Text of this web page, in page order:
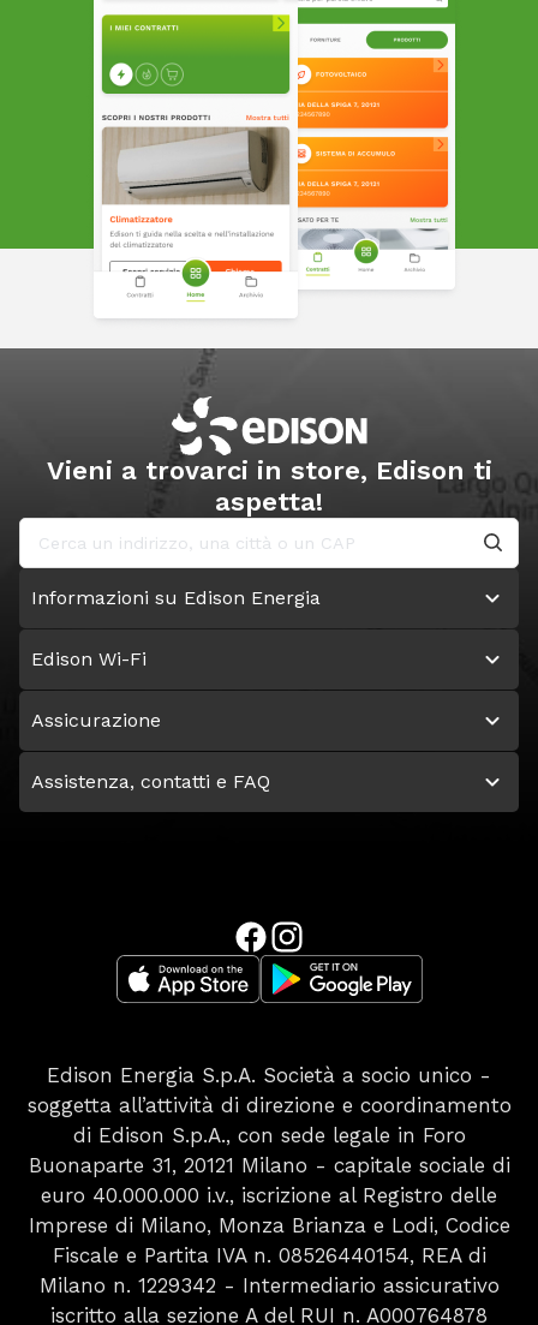
Vieni a trovarci in store, Edison ti
aspetta!
Informazioni su Edison Energia
Edison Wi-Fi
Assicurazione
Assistenza, contatti e FAQ
Edison Energia S.p.A. Società a socio unico -
soggetta all’attività di direzione e coordinamento
di Edison S.p.A., con sede legale in Foro
Buonaparte 31, 20121 Milano - capitale sociale di
euro 40.000.000 i.v., iscrizione al Registro delle
Imprese di Milano, Monza Brianza e Lodi, Codice
Fiscale e Partita IVA n. 08526440154, REA di
Milano n. 1229342 - Intermediario assicurativo
iscritto alla sezione A del RUI n. A000764878